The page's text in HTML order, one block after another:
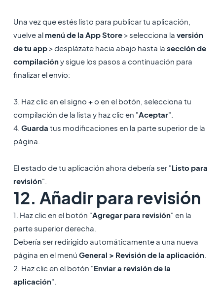
Una vez que estés listo para publicar tu aplicación,
vuelve al menú de la App Store> selecciona la versión
de tu app> desplázate hacia abajo hasta la sección de
compilacióny sigue los pasos a continuación para
finalizar el envío:
3. Haz clic en el signo + o en el botón, selecciona tu
compilación de la lista y haz clic en "Aceptar".
4. Guarda tus modificaciones en la parte superior de la
página.
El estado de tu aplicación ahora debería ser "Listo para
revisión".
12. Añadir para revisión
1. Haz clic en el botón "Agregar para revisión" en la
parte superior derecha.
Debería ser redirigido automáticamente a una nueva
página en el menú General > Revisión de la aplicación.
2. Haz clic en el botón "Enviar a revisión de la
aplicación".